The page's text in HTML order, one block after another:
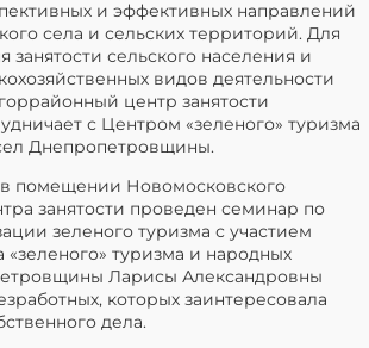
и эффективных направлений
села и сельских территорий. Для
сельского населения и
видов деятельности
центр занятости
с Центром «зеленого» туризма
Днепропетровщины.
помещении Новомосковского
занятости проведен семинар по
зеленого туризма с участием
туризма и народных
Ларисы Александровны
которых заинтересовала
дела.